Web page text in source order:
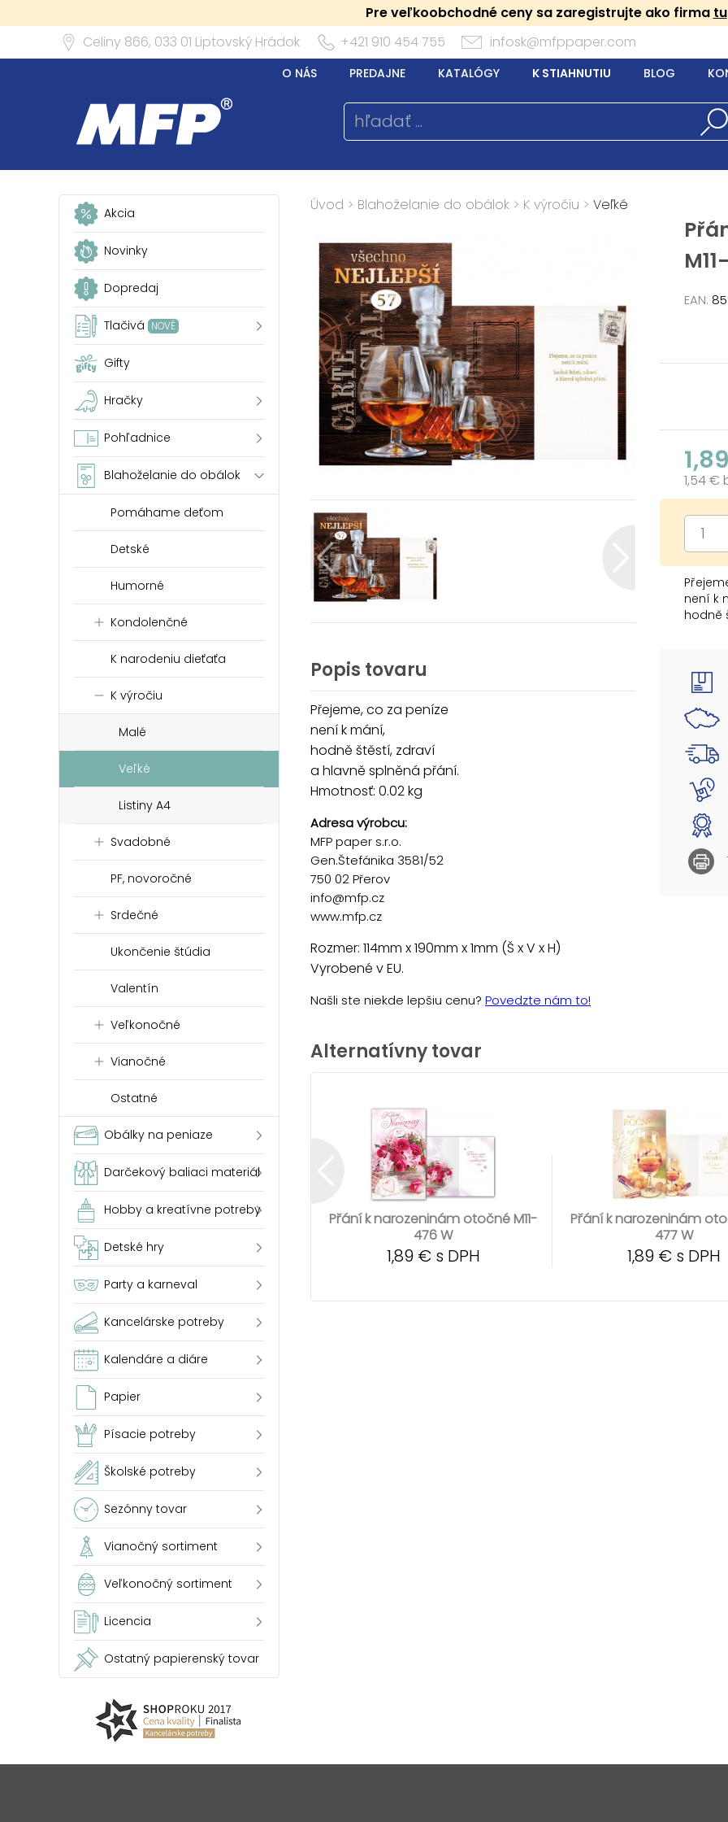
Pre veľkoobchodné ceny sa zaregistrujte ako firma tu
Celiny 866, 033 01 Liptovský Hrádok +421 910 454 755 infosk@mfppaper.com
O NÁS PREDAJNE KATALÓGY K STIAHNUTIU BLOG
Akcia
Novinky
Dopredaj
Tlačivá NOVÉ
Gifty
Hračky
Pohľadnice
Blahoželanie do obálok
Pomáhame deťom
Detské
Humorné
Kondolenčné
K narodeniu dieťaťa
K výročiu
Malé
Veľké
Listiny A4
Svadobné
PF, novoročné
Srdečné
Ukončenie štúdia
Valentín
Veľkonočné
Vianočné
Ostatné
Obálky na peniaze
Darčekový baliaci materiál
Hobby a kreatívne potreby
Detské hry
Party a karneval
Kancelárske potreby
Kalendáre a diáre
Papier
Písacie potreby
Školské potreby
Sezónny tovar
Vianočný sortiment
Veľkonočný sortiment
Licencia
Ostatný papierenský tovar
Úvod > Blahoželanie do obálok > K výročiu > Veľké
EAN:
1,54 €
není k
hodně
Popis tovaru
Přejeme, co za peníze
není k mání,
hodně štěstí, zdraví
a hlavně splněná přání.
Hmotnosť: 0.02 kg
Adresa výrobcu:
MFP paper s.r.o.
Gen.Štefánika 3581/52
750 02 Přerov
info@mfp.cz
www.mfp.cz
Rozmer: 114mm x 190mm x 1mm (Š x V x H)
Vyrobené v EU.
Našli ste niekde lepšiu cenu? Povedzte nám to!
Alternatívny tovar
Přání k narozeninám otočné M11-
476 W
1,89 € s DPH
Přání k narozeninám
477 W
1,89 € s DPH